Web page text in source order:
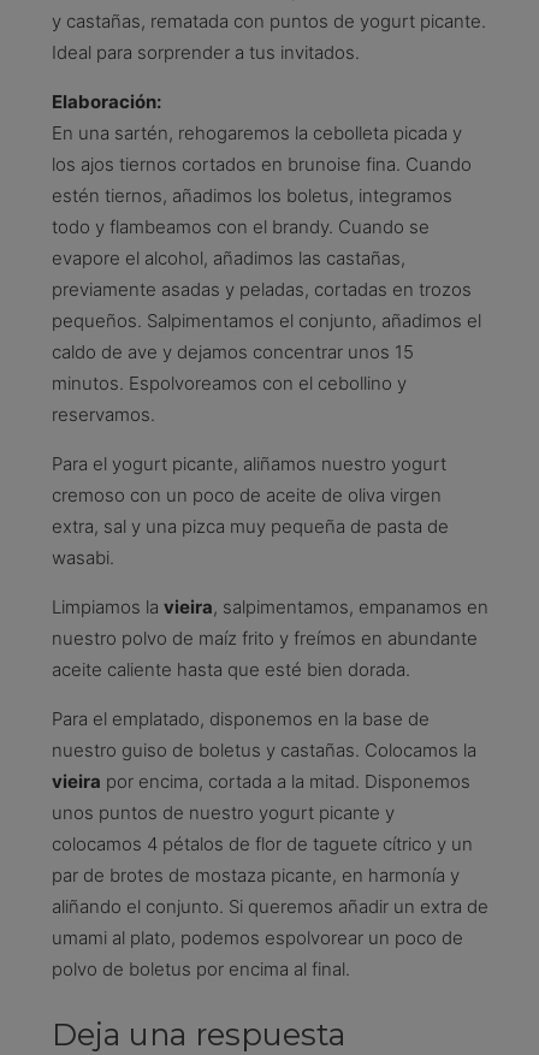
y castañas, rematada con puntos de yogurt picante.
Ideal para sorprender a tus invitados.
Elaboración:
En una sartén, rehogaremos la cebolleta picada y
los ajos tiernos cortados en brunoise fina. Cuando
estén tiernos, añadimos los boletus, integramos
todo y flambeamos con el brandy. Cuando se
evapore el alcohol, añadimos las castañas,
previamente asadas y peladas, cortadas en trozos
pequeños. Salpimentamos el conjunto, añadimos el
caldo de ave y dejamos concentrar unos 15
minutos. Espolvoreamos con el cebollino y
reservamos.
Para el yogurt picante, aliñamos nuestro yogurt
cremoso con un poco de aceite de oliva virgen
extra, sal y una pizca muy pequeña de pasta de
wasabi.
Limpiamos la vieira, salpimentamos, empanamos en
nuestro polvo de maíz frito y freímos en abundante
aceite caliente hasta que esté bien dorada.
Para el emplatado, disponemos en la base de
nuestro guiso de boletus y castañas. Colocamos la
vieira por encima, cortada a la mitad. Disponemos
unos puntos de nuestro yogurt picante y
colocamos 4 pétalos de flor de taguete cítrico y un
par de brotes de mostaza picante, en harmonía y
aliñando el conjunto. Si queremos añadir un extra de
umami al plato, podemos espolvorear un poco de
polvo de boletus por encima al final.
Deja una respuesta